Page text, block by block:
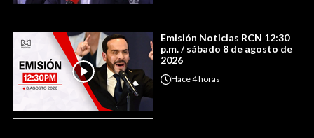
Emisión Noticias RCN 12:30
p.m. / sábado 8 de agosto de
2026
Hace4 horas